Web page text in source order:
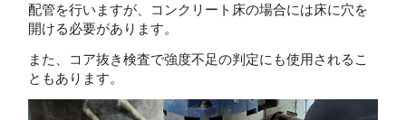
配管を行いますが、コンクリート床の場合には床に穴を
開ける必要があります。
また、コア抜き検査で強度不足の判定にも使用されるこ
ともあります。